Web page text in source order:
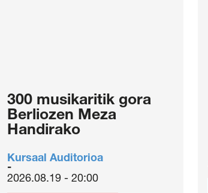
300 musikaritik gora
Berliozen Meza
Handirako
Kursaal Auditorioa
2026.08.19 - 20:00